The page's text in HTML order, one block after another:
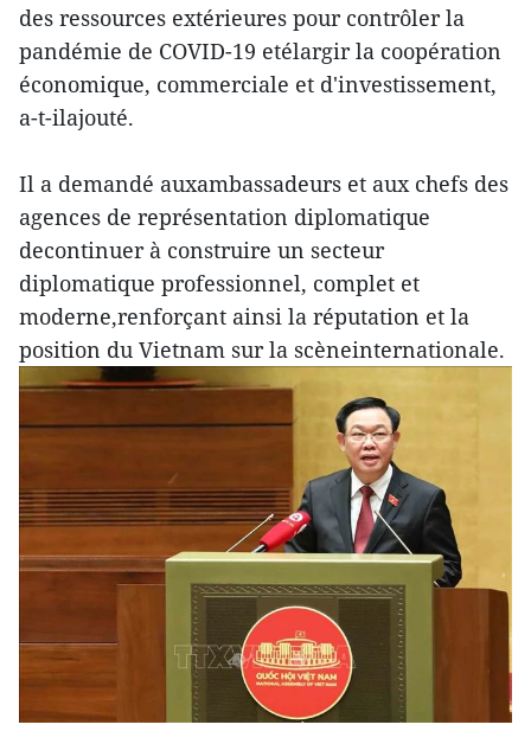
des ressources extérieures pour contrôler la
pandémie de COVID-19 etélargir la coopération
économique, commerciale et d'investissement,
a-t-ilajouté.
Il a demandé auxambassadeurs et aux chefs des
agences de représentation diplomatique
decontinuer à construire un secteur
diplomatique professionnel, complet et
moderne,renforçant ainsi la réputation et la
position du Vietnam sur la scèneinternationale.